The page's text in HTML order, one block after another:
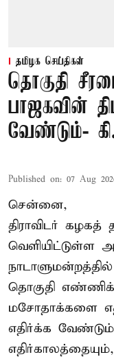
தமிழக செய்திகள்
தொகுதி
பாஜகவின்
வேண்டும்-
Published on: 07 Aug
சென்னை,
திராவிடர்
வெளியிட்டுள்ள
தொகுதி
மசோதாக்களை
எதிர்க்க